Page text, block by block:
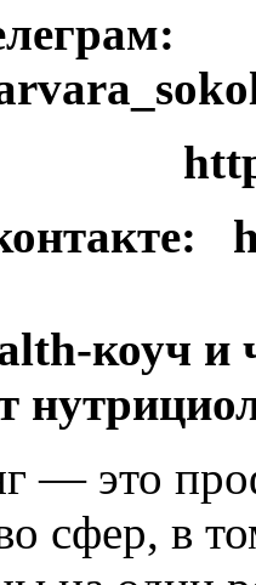
коуч и
— это
сфер, в